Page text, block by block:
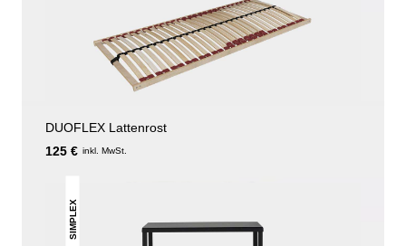
DUOFLEX Lattenrost
125 € inkl. MwSt.
SIMPLEX